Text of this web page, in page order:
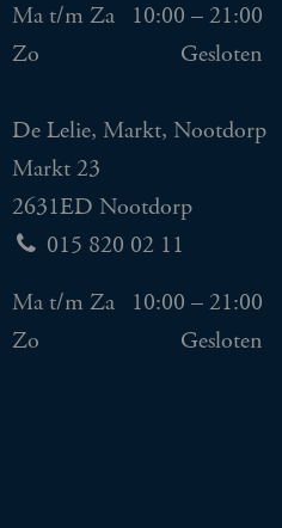
Ma t/m Za
10:00 – 21:00
Zo
Gesloten
De Lelie, Markt, Nootdorp
Markt 23
2631ED Nootdorp
015 820 02 11
Ma t/m Za
10:00 – 21:00
Zo
Gesloten